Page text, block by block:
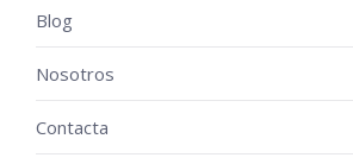
Blog
Nosotros
Contacta